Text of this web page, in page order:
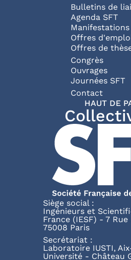
Bulletins de
Agenda SFT
Manifestations
Offres
Offres de
Congrès
Ouvrages
Journées SFT
Pied de page
Contact
HAUT DE
Siège social :
Ingénieurs et
France (IESF) - 7
75008 Paris
Secrétariat :
Laboratoire IUSTI,
Université - Château